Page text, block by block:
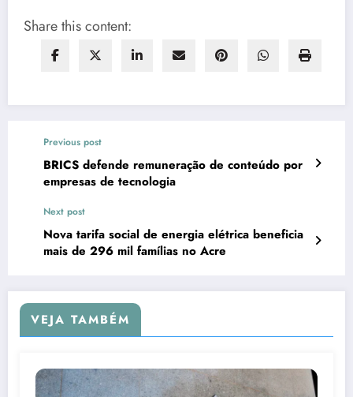
Share this content:
Previous post
BRICS defende remuneração de conteúdo por
empresas de tecnologia
Next post
Nova tarifa social de energia elétrica beneficia
mais de 296 mil famílias no Acre
VEJA TAMBÉM